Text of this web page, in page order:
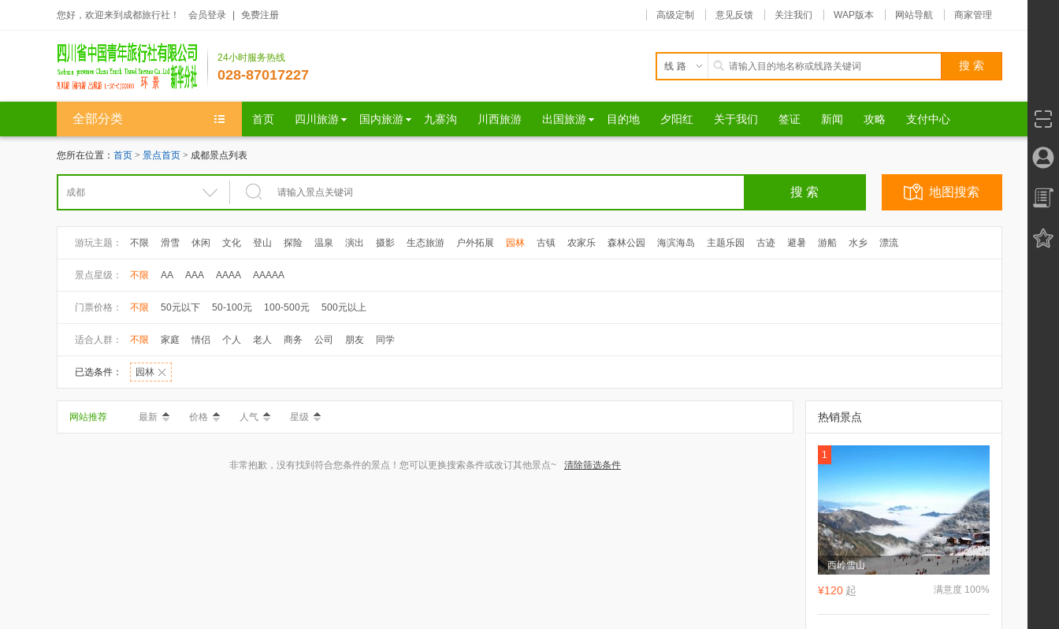
您好，欢迎来到成都旅行社！ 会员登录 免费注册 高级定制 意见反馈 关注我们 WAP版本 网站导航 商家管理
24小时服务热线
028-87017227
线路
全部分类 首页 四川旅游 国内旅游 九寨沟 川西旅游 出国旅游 目的地 夕阳红 关于我们 签证 新闻 攻略 支付中心
您所在位置： 首页 > 景点首页 > 成都景点列表
地图搜索
游玩主题： 不限 滑雪 休闲 文化 登山 探险 温泉 演出 摄影 生态旅游 户外拓展 园林 古镇 农家乐 森林公园 海滨海岛 主题乐园 古迹 避暑 游船 水乡 漂流
景点星级： 不限 AA AAA AAAA AAAAA
门票价格： 不限 50元以下 50-100元 100-500元 500元以上
适合人群： 不限 家庭 情侣 个人 老人 商务 公司 朋友 同学
已选条件： 园林
网站推荐 最新 价格 人气 星级
非常抱歉，没有找到符合您条件的景点！您可以更换搜索条件或改订其他景点~ 清除筛选条件
热销景点
1
西岭雪山
满意度 100%
¥120 起